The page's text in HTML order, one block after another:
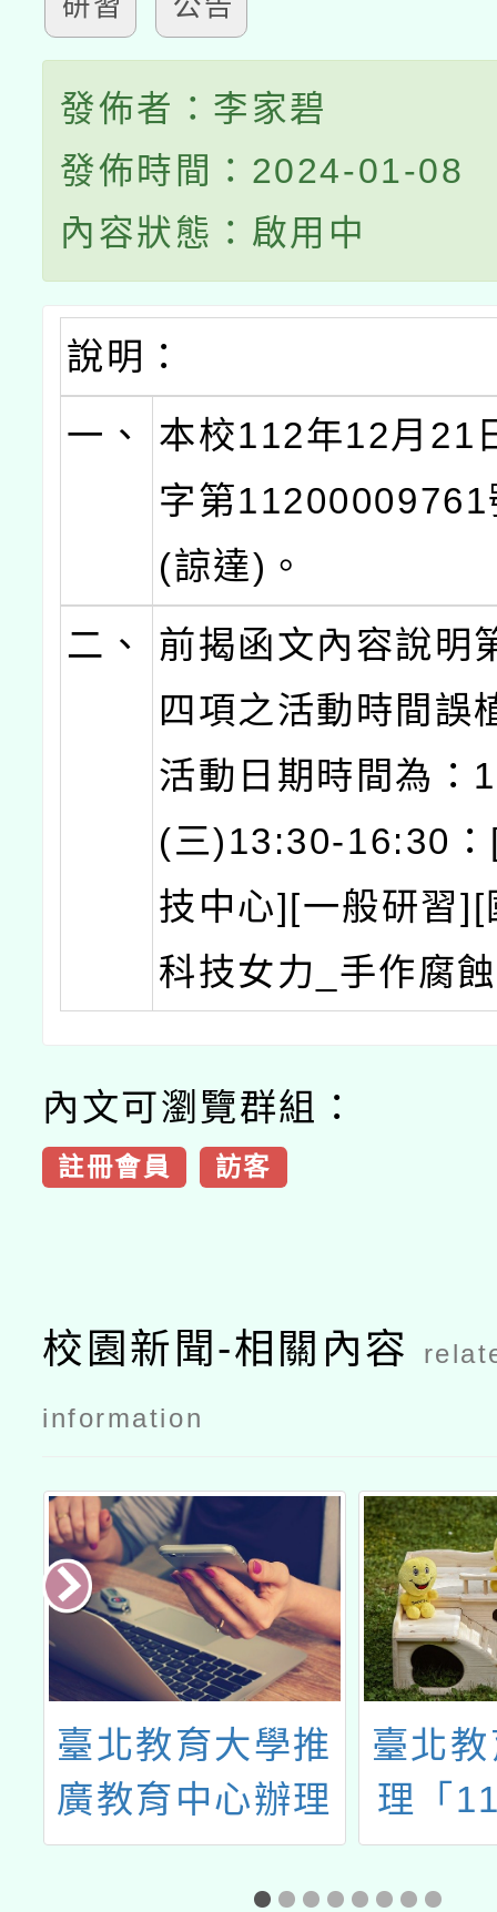
發佈者：李家碧
發佈時間：2024-01-08
內容狀態：啟用中
說明：
一、
本校112年12月21
字第11200009761
(諒達)。
二、
前揭函文內容說明
四項之活動時間誤
活動日期時間為：
(三)13:30-16:30
技中心][一般研習][
科技女力_手作腐
內文可瀏覽群組：
註冊會員 訪客
校園新聞-相關內容
information
臺北教育大學推
廣教育中心辦理
「113學年度國
臺北
理「
小學